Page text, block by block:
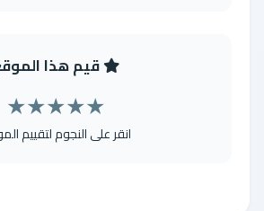
قيم هذا
★
★
★
★
★
انقر على النجوم لتقييم